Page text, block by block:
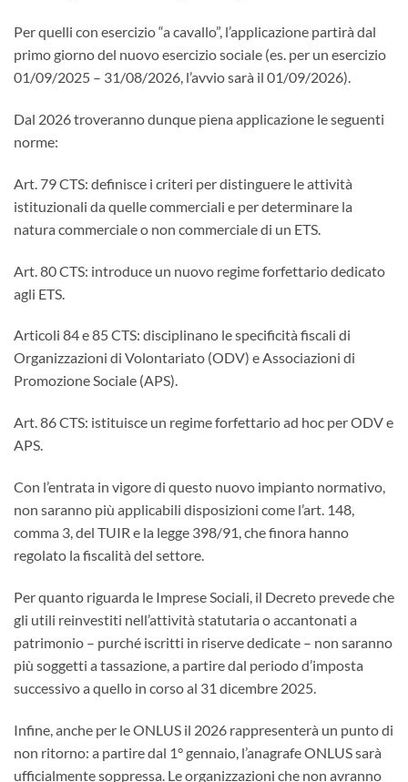
Per quelli con esercizio “a cavallo”, l’applicazione partirà dal
primo giorno del nuovo esercizio sociale (es. per un esercizio
01/09/2025 – 31/08/2026, l’avvio sarà il 01/09/2026).
Dal 2026 troveranno dunque piena applicazione le seguenti
norme:
Art. 79 CTS: definisce i criteri per distinguere le attività
istituzionali da quelle commerciali e per determinare la
natura commerciale o non commerciale di un ETS.
Art. 80 CTS: introduce un nuovo regime forfettario dedicato
agli ETS.
Articoli 84 e 85 CTS: disciplinano le specificità fiscali di
Organizzazioni di Volontariato (ODV) e Associazioni di
Promozione Sociale (APS).
Art. 86 CTS: istituisce un regime forfettario ad hoc per ODV e
APS.
Con l’entrata in vigore di questo nuovo impianto normativo,
non saranno più applicabili disposizioni come l’art. 148,
comma 3, del TUIR e la legge 398/91, che finora hanno
regolato la fiscalità del settore.
Per quanto riguarda le Imprese Sociali, il Decreto prevede che
gli utili reinvestiti nell’attività statutaria o accantonati a
patrimonio – purché iscritti in riserve dedicate – non saranno
più soggetti a tassazione, a partire dal periodo d’imposta
successivo a quello in corso al 31 dicembre 2025.
Infine, anche per le ONLUS il 2026 rappresenterà un punto di
non ritorno: a partire dal 1° gennaio, l’anagrafe ONLUS sarà
ufficialmente soppressa. Le organizzazioni che non avranno